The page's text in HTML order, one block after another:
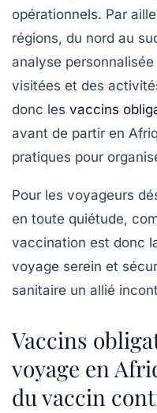
opérationnels. Par
régions, du nord au
analyse
visitées et des
donc les vaccins
avant de partir en
pratiques pour
Pour les voyageurs
en toute quiétude,
vaccination est donc
voyage serein et
sanitaire un allié
Vaccins
voyage en
du vaccin